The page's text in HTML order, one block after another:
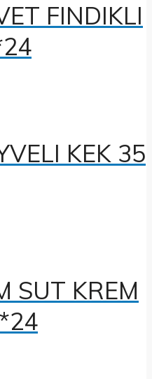
FINDIKLI
KEK 35
SUT KREM